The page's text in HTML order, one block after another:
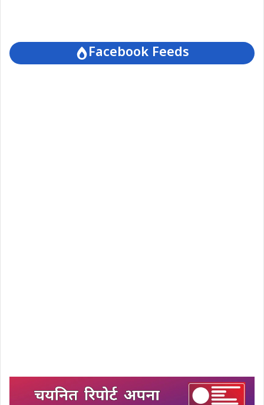
Facebook Feeds